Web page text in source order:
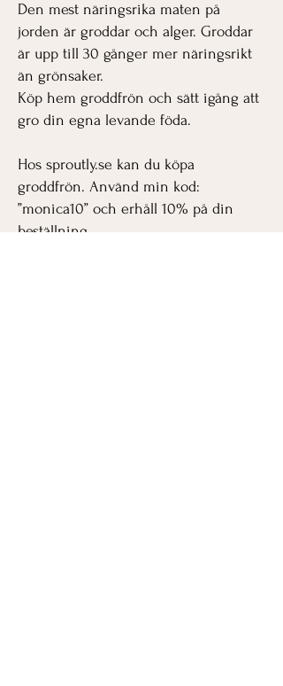
Den mest näringsrika maten på
jorden är groddar och alger. Groddar
är upp till 30 gånger mer näringsrikt
än grönsaker.
Köp hem groddfrön och sätt igång att
gro din egna levande föda.
Hos sproutly.se kan du köpa
groddfrön. Använd min kod:
”monica10” och erhåll 10% på din
beställning.